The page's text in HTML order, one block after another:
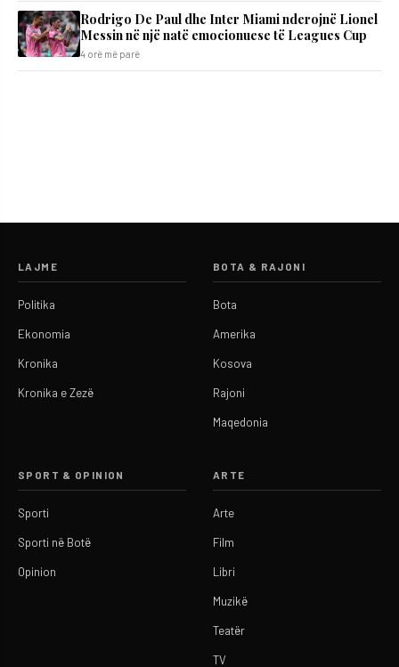
Rodrigo De Paul dhe Inter Miami nderojnë Lionel
Messin në një natë emocionuese të Leagues Cup
4 orë më parë
LAJME
Politika
Ekonomia
Kronika
Kronika e Zezë
BOTA & RAJONI
Bota
Amerika
Kosova
Rajoni
Maqedonia
SPORT & OPINION
Sporti
Sporti në Botë
Opinion
ARTE
Arte
Film
Libri
Muzikë
Teatër
TV